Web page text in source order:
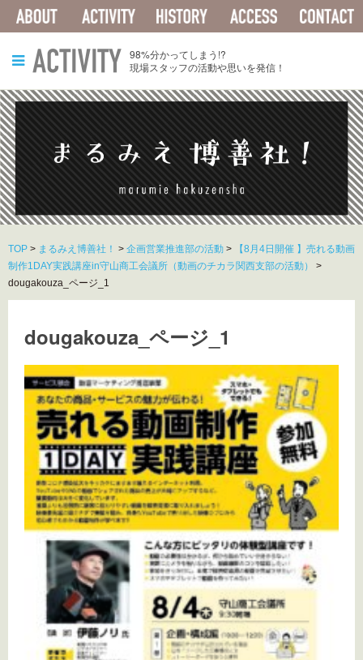
98%分かってしまう!?
現場スタッフの活動や思いを発信！
TOP > まるみえ博善社！ > 企画営業推進部の活動 >
【8月4日開催 】売れる動画
制作1DAY実践講座in守山商工会議所（動画のチカラ関西支部の活動）
>
dougakouza_ページ_1
dougakouza_ページ_1